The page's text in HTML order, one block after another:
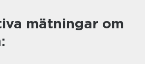
mätningar om